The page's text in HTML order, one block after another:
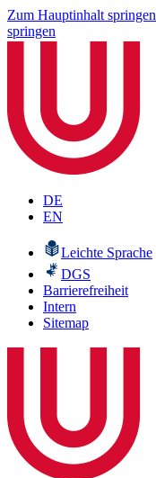
Zum Hauptinhalt springen
springen
DE
EN
Leichte Sprache
DGS
Barrierefreiheit
Intern
Sitemap